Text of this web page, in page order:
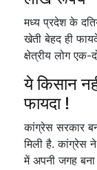
मध्य प्रदेश के
खेती बेहद ही
क्षेत्रीय लोग एक-
ये किसान
फायदा !
कांग्रेस सरकार
मिली है. कांग्रेस
में अपनी जगह